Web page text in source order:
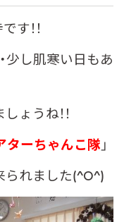
！！
少し肌寒い日もあ
ょうね！！
ターちゃんこ隊」
られました(^O^)